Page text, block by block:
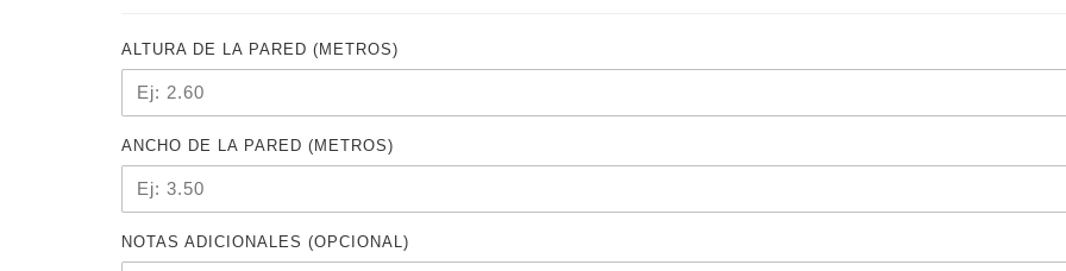
ALTURA DE LA PARED (METROS)
ANCHO DE LA PARED (METROS)
NOTAS ADICIONALES (OPCIONAL)